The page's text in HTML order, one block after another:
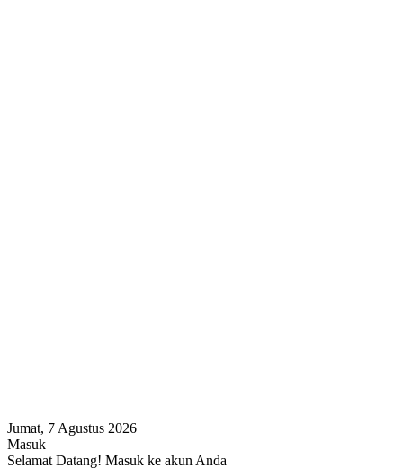
Jumat, 7 Agustus 2026
Masuk
Selamat Datang! Masuk ke akun Anda